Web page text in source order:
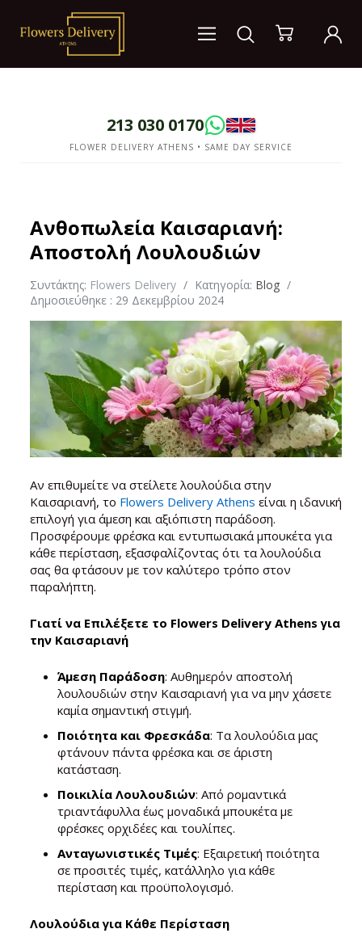
213 030 0170
FLOWER DELIVERY ATHENS • SAME DAY SERVICE
Ανθοπωλεία Καισαριανή:
Αποστολή Λουλουδιών
Συντάκτης: Flowers Delivery Κατηγορία: Blog
Δημοσιεύθηκε : 29 Δεκεμβρίου 2024
Αν επιθυμείτε να στείλετε λουλούδια στην
Καισαριανή, το Flowers Delivery Athens είναι η ιδανική
επιλογή για άμεση και αξιόπιστη παράδοση.
Προσφέρουμε φρέσκα και εντυπωσιακά μπουκέτα για
κάθε περίσταση, εξασφαλίζοντας ότι τα λουλούδια
σας θα φτάσουν με τον καλύτερο τρόπο στον
παραλήπτη.
Γιατί να Επιλέξετε το Flowers Delivery Athens για
την Καισαριανή
Άμεση Παράδοση: Αυθημερόν αποστολή
λουλουδιών στην Καισαριανή για να μην χάσετε
καμία σημαντική στιγμή.
Ποιότητα και Φρεσκάδα: Τα λουλούδια μας
φτάνουν πάντα φρέσκα και σε άριστη
κατάσταση.
Ποικιλία Λουλουδιών: Από ρομαντικά
τριαντάφυλλα έως μοναδικά μπουκέτα με
φρέσκες ορχιδέες και τουλίπες.
Ανταγωνιστικές Τιμές: Εξαιρετική ποιότητα
σε προσιτές τιμές, κατάλληλο για κάθε
περίσταση και προϋπολογισμό.
Λουλούδια για Κάθε Περίσταση